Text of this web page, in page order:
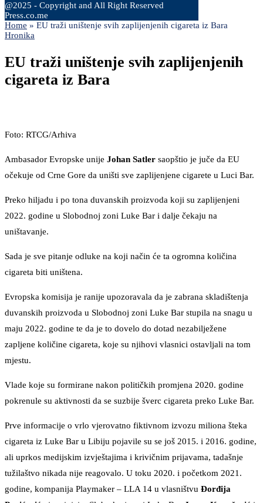
@2025 - Copyright and All Right Reserved
Press.co.me
Home » EU traži uništenje svih zaplijenjenih cigareta iz Bara
Hronika
EU traži uništenje svih zaplijenjenih
cigareta iz Bara
Foto: RTCG/Arhiva
Ambasador Evropske unije Johan Satler saopštio je juče da EU
očekuje od Crne Gore da uništi sve zaplijenjene cigarete u Luci Bar.
Preko hiljadu i po tona duvanskih proizvoda koji su zaplijenjeni
2022. godine u Slobodnoj zoni Luke Bar i dalje čekaju na
uništavanje.
Sada je sve pitanje odluke na koji način će ta ogromna količina
cigareta biti uništena.
Evropska komisija je ranije upozoravala da je zabrana skladištenja
duvanskih proizvoda u Slobodnoj zoni Luke Bar stupila na snagu u
maju 2022. godine te da je to dovelo do dotad nezabilježene
zapljene količine cigareta, koje su njihovi vlasnici ostavljali na tom
mjestu.
Vlade koje su formirane nakon političkih promjena 2020. godine
pokrenule su aktivnosti da se suzbije šverc cigareta preko Luke Bar.
Prve informacije o vrlo vjerovatno fiktivnom izvozu miliona šteka
cigareta iz Luke Bar u Libiju pojavile su se još 2015. i 2016. godine,
ali uprkos medijskim izvještajima i krivičnim prijavama, tadašnje
tužilaštvo nikada nije reagovalo. U toku 2020. i početkom 2021.
godine, kompanija Playmaker – LLA 14 u vlasništvu Đorđija